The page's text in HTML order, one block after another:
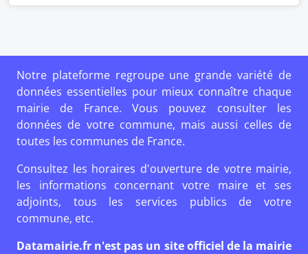
Notre plateforme regroupe une grande variété de
données essentielles pour mieux connaître chaque
mairie de France. Vous pouvez consulter les
données de votre commune, mais aussi celles de
toutes les communes de France.
Consultez les horaires d'ouverture de votre mairie,
les informations concernant votre maire et ses
adjoints, tous les services publics de votre
commune, etc.
Datamairie.fr n'est pas un site officiel de la mairie